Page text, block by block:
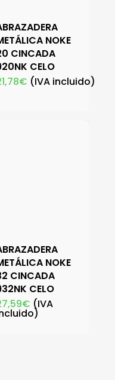
NOKE
CINCADA
CELO
€ (IVA incluido)
NOKE
CINCADA
CELO
€ (IVA